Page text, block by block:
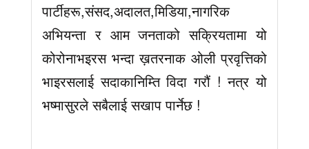
पार्टीहरू,संसद,अदालत,मिडिया,नागरिक
अभियन्ता र आम जनताको सक्रियतामा यो
कोरोनाभइरस भन्दा ख़तरनाक ओली प्रवृत्तिको
भाइरसलाई सदाकानिम्ति विदा गरौं ! नत्र यो
भष्मासुरले सबैलाई सखाप पार्नेछ !